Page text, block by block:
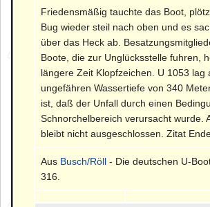
Friedensmäßig tauchte das Boot,
Bug wieder steil nach oben und es
über das Heck ab.
Boote, die zur Unglücksstelle fuhren,
längere Zeit Klopfzeichen. U 1053 lag
ungefähren Wassertiefe von 340
ist, daß der Unfall durch einen
Schnorchelbereich verursacht wurde.
bleibt nicht ausgeschlossen. Zitat
Aus Busch/Röll - Die deutschen U-
316.